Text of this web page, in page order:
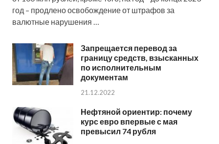
год – продлено освобождение от штрафов за
валютные нарушения …
Запрещается перевод за
границу средств, взысканных
по исполнительным
документам
21.12.2022
Нефтяной ориентир: почему
курс евро впервые с мая
превысил 74 рубля